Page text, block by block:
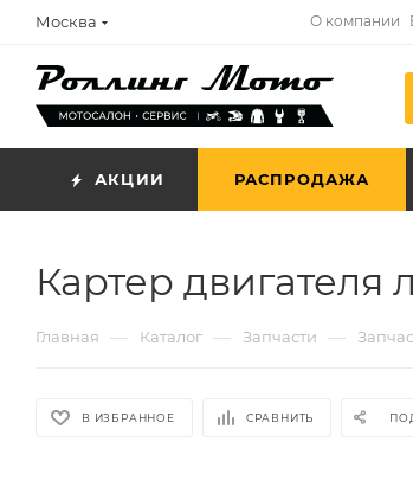
Москва О компании
АКЦИИ РАСПРОДАЖА
Картер двигателя
Главная — Каталог — Запчасти —
В ИЗБРАННОЕ СРАВНИТЬ